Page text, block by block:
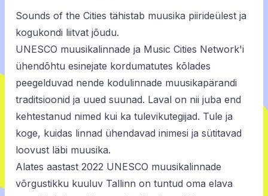
Sounds of the Cities tähistab muusika piirideülest ja
kogukondi liitvat jõudu.
UNESCO muusikalinnade ja Music Cities Network'i
ühendõhtu esinejate kordumatutes kõlades
peegelduvad nende kodulinnade muusikapärandi
traditsioonid ja uued suunad. Laval on nii juba end
kehtestanud nimed kui ka tulevikutegijad. Tule ja
koge, kuidas linnad ühendavad inimesi ja sütitavad
loovust läbi muusika.
Alates aastast 2022 UNESCO muusikalinnade
võrgustikku kuuluv Tallinn on tuntud oma elava